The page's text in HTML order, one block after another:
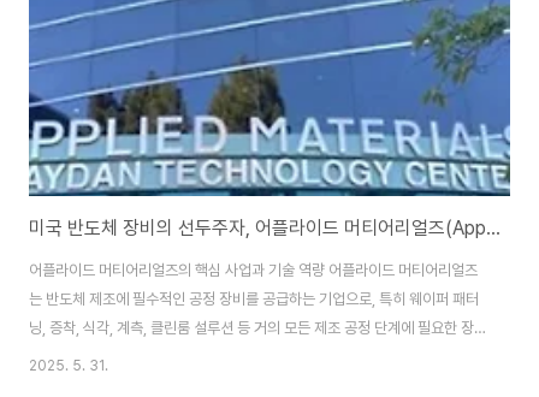
미국 반도체 장비의 선두주자, 어플라이드 머티어리얼즈(Applied Materials) 기업 분석
어플라이드 머티어리얼즈의 핵심 사업과 기술 역량 어플라이드 머티어리얼즈
는 반도체 제조에 필수적인 공정 장비를 공급하는 기업으로, 특히 웨이퍼 패터
닝, 증착, 식각, 계측, 클린룸 설루션 등 거의 모든 제조 공정 단계에 필요한 장
비를 보유하고 있습니다. 어플라이드 머티어리얼즈의 핵심 사업은 크게 세 가
2025. 5. 31.